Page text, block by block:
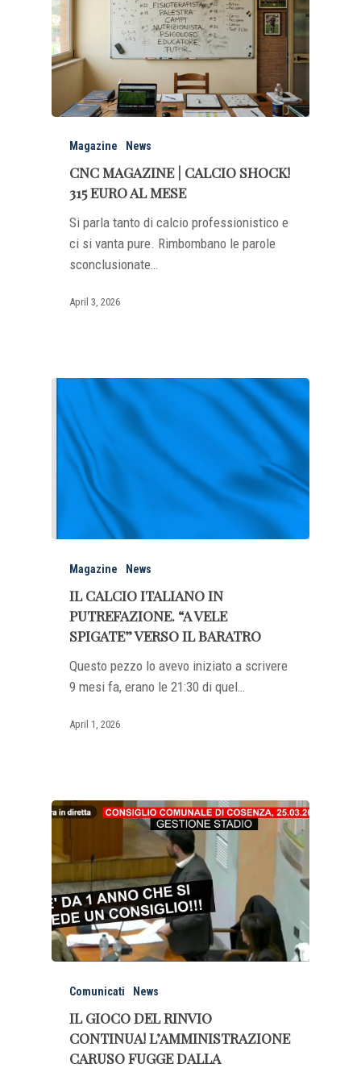
Magazine News
CNC MAGAZINE | CALCIO SHOCK!
315 EURO AL MESE
Si parla tanto di calcio professionistico e
ci si vanta pure. Rimbombano le parole
sconclusionate…
April 3, 2026
Magazine News
IL CALCIO ITALIANO IN
PUTREFAZIONE. “A VELE
SPIGATE” VERSO IL BARATRO
Questo pezzo lo avevo iniziato a scrivere
9 mesi fa, erano le 21:30 di quel…
April 1, 2026
Comunicati News
IL GIOCO DEL RINVIO
CONTINUA! L’AMMINISTRAZIONE
CARUSO FUGGE DALLA